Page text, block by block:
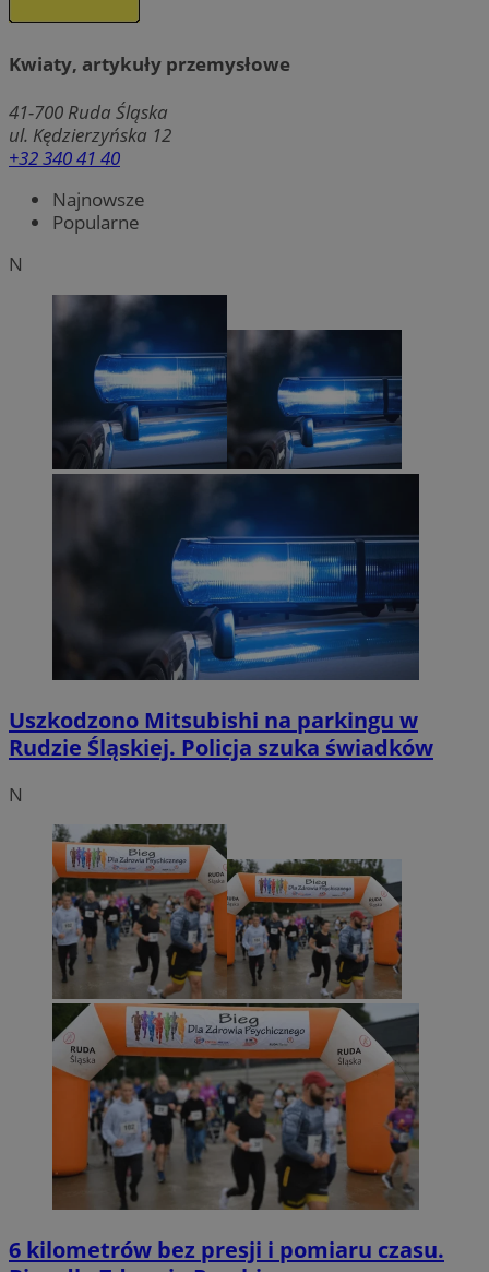
Kwiaty, artykuły przemysłowe
41-700 Ruda Śląska
ul. Kędzierzyńska 12
+32 340 41 40
Najnowsze
Popularne
N
Uszkodzono Mitsubishi na parkingu w
Rudzie Śląskiej. Policja szuka świadków
N
6 kilometrów bez presji i pomiaru czasu.